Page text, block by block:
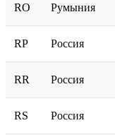
RO Румыния
RP Россия
RR Россия
RS Россия